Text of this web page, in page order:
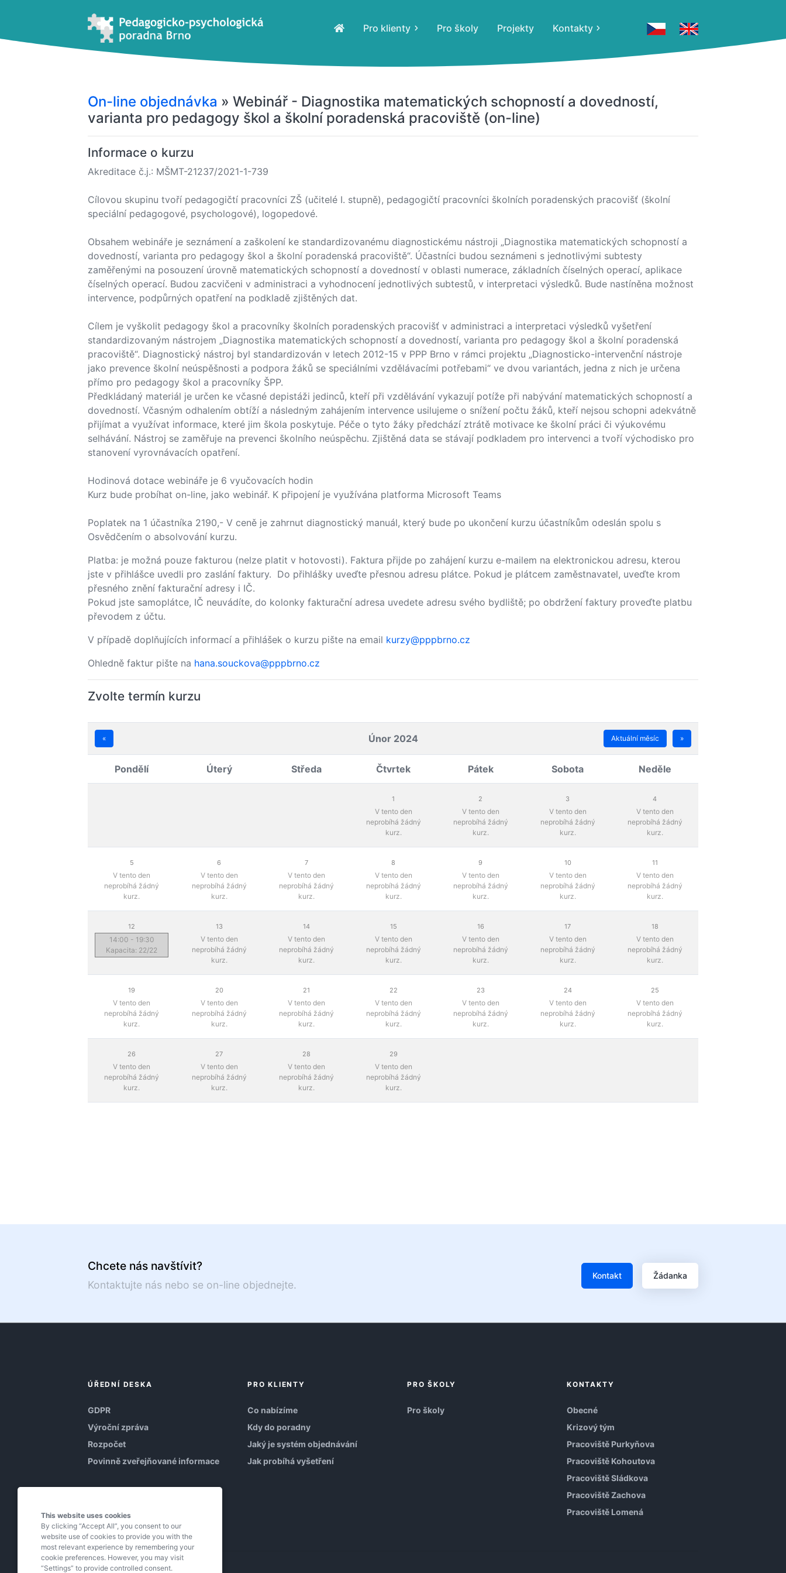
This website uses cookies
By clicking “Accept All”, you consent to our
website use of cookies to provide you with the
most relevant experience by remembering your
cookie preferences. However, you may visit
“Settings” to provide controlled consent.
Pro klienty Pro školy Projekty Kontakty
On-line objednávka » Webinář - Diagnostika matematických schopností a dovedností,
varianta pro pedagogy škol a školní poradenská pracoviště (on-line)
Informace o kurzu
Akreditace č.j.: MŠMT-21237/2021-1-739
Cílovou skupinu tvoří pedagogičtí pracovníci ZŠ (učitelé I. stupně), pedagogičtí pracovníci školních poradenských pracovišť (školní
speciální pedagogové, psychologové), logopedové.
Obsahem webináře je seznámení a zaškolení ke standardizovanému diagnostickému nástroji „Diagnostika matematických schopností a
dovedností, varianta pro pedagogy škol a školní poradenská pracoviště“. Účastníci budou seznámeni s jednotlivými subtesty
zaměřenými na posouzení úrovně matematických schopností a dovedností v oblasti numerace, základních číselných operací, aplikace
číselných operací. Budou zacvičeni v administraci a vyhodnocení jednotlivých subtestů, v interpretaci výsledků. Bude nastíněna možnost
intervence, podpůrných opatření na podkladě zjištěných dat.
Cílem je vyškolit pedagogy škol a pracovníky školních poradenských pracovišť v administraci a interpretaci výsledků vyšetření
standardizovaným nástrojem „Diagnostika matematických schopností a dovedností, varianta pro pedagogy škol a školní poradenská
pracoviště“. Diagnostický nástroj byl standardizován v letech 2012-15 v PPP Brno v rámci projektu „Diagnosticko-intervenční nástroje
jako prevence školní neúspěšnosti a podpora žáků se speciálními vzdělávacími potřebami“ ve dvou variantách, jedna z nich je určena
přímo pro pedagogy škol a pracovníky ŠPP.
Předkládaný materiál je určen ke včasné depistáži jedinců, kteří při vzdělávání vykazují potíže při nabývání matematických schopností a
dovedností. Včasným odhalením obtíží a následným zahájením intervence usilujeme o snížení počtu žáků, kteří nejsou schopni adekvátně
přijímat a využívat informace, které jim škola poskytuje. Péče o tyto žáky předchází ztrátě motivace ke školní práci či výukovému
selhávání. Nástroj se zaměřuje na prevenci školního neúspěchu. Zjištěná data se stávají podkladem pro intervenci a tvoří východisko pro
stanovení vyrovnávacích opatření.
Hodinová dotace webináře je 6 vyučovacích hodin
Kurz bude probíhat on-line, jako webinář. K připojení je využívána platforma Microsoft Teams
Poplatek na 1 účastníka 2190,- V ceně je zahrnut diagnostický manuál, který bude po ukončení kurzu účastníkům odeslán spolu s
Osvědčením o absolvování kurzu.
Platba: je možná pouze fakturou (nelze platit v hotovosti). Faktura přijde po zahájení kurzu e-mailem na elektronickou adresu, kterou
jste v přihlášce uvedli pro zaslání faktury. Do přihlášky uveďte přesnou adresu plátce. Pokud je plátcem zaměstnavatel, uveďte krom
přesného znění fakturační adresy i IČ.
Pokud jste samoplátce, IČ neuvádíte, do kolonky fakturační adresa uvedete adresu svého bydliště; po obdržení faktury proveďte platbu
převodem z účtu.
V případě doplňujících informací a přihlášek o kurzu pište na email kurzy@pppbrno.cz
Ohledně faktur pište na hana.souckova@pppbrno.cz
Zvolte termín kurzu
« Únor 2024 »
Aktuální měsíc
Pondělí Úterý Středa Čtvrtek Pátek Sobota Neděle
1
V tento den
neprobíhá žádný
kurz.
2
V tento den
neprobíhá žádný
kurz.
3
V tento den
neprobíhá žádný
kurz.
4
V tento den
neprobíhá žádný
kurz.
5
V tento den
neprobíhá žádný
kurz.
6
V tento den
neprobíhá žádný
kurz.
7
V tento den
neprobíhá žádný
kurz.
8
V tento den
neprobíhá žádný
kurz.
9
V tento den
neprobíhá žádný
kurz.
10
V tento den
neprobíhá žádný
kurz.
11
V tento den
neprobíhá žádný
kurz.
12
14:00 - 19:30
Kapacita: 22/22
13
V tento den
neprobíhá žádný
kurz.
14
V tento den
neprobíhá žádný
kurz.
15
V tento den
neprobíhá žádný
kurz.
16
V tento den
neprobíhá žádný
kurz.
17
V tento den
neprobíhá žádný
kurz.
18
V tento den
neprobíhá žádný
kurz.
19
V tento den
neprobíhá žádný
kurz.
20
V tento den
neprobíhá žádný
kurz.
21
V tento den
neprobíhá žádný
kurz.
22
V tento den
neprobíhá žádný
kurz.
23
V tento den
neprobíhá žádný
kurz.
24
V tento den
neprobíhá žádný
kurz.
25
V tento den
neprobíhá žádný
kurz.
26
V tento den
neprobíhá žádný
kurz.
27
V tento den
neprobíhá žádný
kurz.
28
V tento den
neprobíhá žádný
kurz.
29
V tento den
neprobíhá žádný
kurz.
Chcete nás navštívit?
Kontaktujte nás nebo se on-line objednejte.
Kontakt Žádanka
ÚŘEDNÍ DESKA
GDPR
Výroční zpráva
Rozpočet
Povinně zveřejňované informace
PRO KLIENTY
Co nabízíme
Kdy do poradny
Jaký je systém objednávání
Jak probíhá vyšetření
PRO ŠKOLY
Pro školy
KONTAKTY
Obecné
Krizový tým
Pracoviště Purkyňova
Pracoviště Kohoutova
Pracoviště Sládkova
Pracoviště Zachova
Pracoviště Lomená